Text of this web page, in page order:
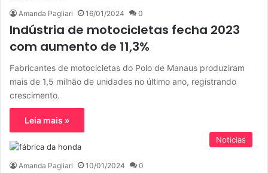
Amanda Pagliari 16/01/2024 0
Indústria de motocicletas fecha 2023
com aumento de 11,3%
Fabricantes de motocicletas do Polo de Manaus produziram
mais de 1,5 milhão de unidades no último ano, registrando
crescimento.
Leia mais »
Noticias
Amanda Pagliari 10/01/2024 0